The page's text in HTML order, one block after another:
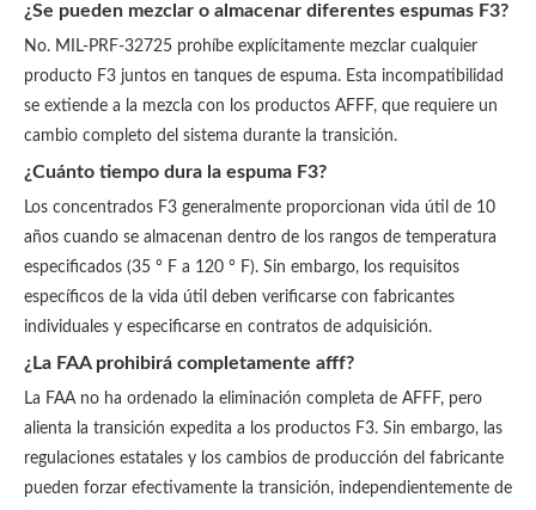
¿Se pueden mezclar o almacenar diferentes espumas F3?
No. MIL-PRF-32725 prohíbe explícitamente mezclar cualquier
producto F3 juntos en tanques de espuma. Esta incompatibilidad
se extiende a la mezcla con los productos AFFF, que requiere un
cambio completo del sistema durante la transición.
¿Cuánto tiempo dura la espuma F3?
Los concentrados F3 generalmente proporcionan vida útil de 10
años cuando se almacenan dentro de los rangos de temperatura
especificados (35 ° F a 120 ° F). Sin embargo, los requisitos
específicos de la vida útil deben verificarse con fabricantes
individuales y especificarse en contratos de adquisición.
¿La FAA prohibirá completamente afff?
La FAA no ha ordenado la eliminación completa de AFFF, pero
alienta la transición expedita a los productos F3. Sin embargo, las
regulaciones estatales y los cambios de producción del fabricante
pueden forzar efectivamente la transición, independientemente de